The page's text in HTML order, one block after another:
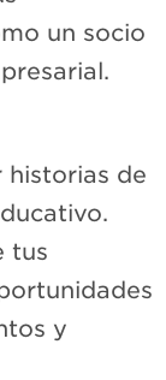
un socio
historias de
tus
y